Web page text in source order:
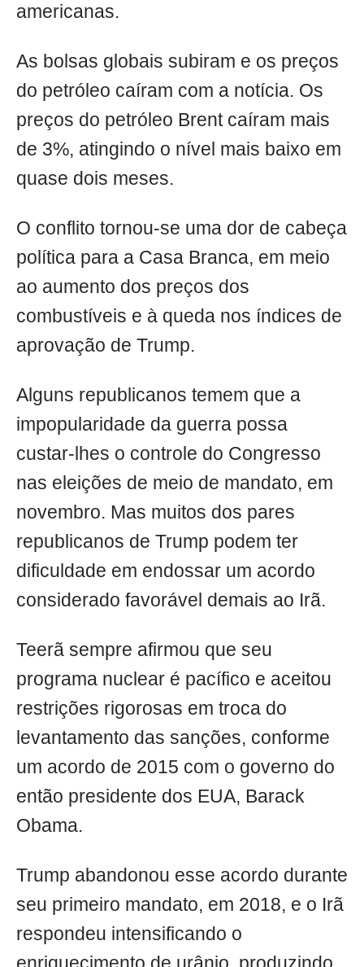
americanas.
As bolsas globais subiram e os preços
do petróleo caíram com a notícia. Os
preços do petróleo Brent caíram mais
de 3%, atingindo o nível mais baixo em
quase dois meses.
O conflito tornou-se uma dor de cabeça
política para a Casa Branca, em meio
ao aumento dos preços dos
combustíveis e à queda nos índices de
aprovação de Trump.
Alguns republicanos temem que a
impopularidade da guerra possa
custar-lhes o controle do Congresso
nas eleições de meio de mandato, em
novembro. Mas muitos dos pares
republicanos de Trump podem ter
dificuldade em endossar um acordo
considerado favorável demais ao Irã.
Teerã sempre afirmou que seu
programa nuclear é pacífico e aceitou
restrições rigorosas em troca do
levantamento das sanções, conforme
um acordo de 2015 com o governo do
então presidente dos EUA, Barack
Obama.
Trump abandonou esse acordo durante
seu primeiro mandato, em 2018, e o Irã
respondeu intensificando o